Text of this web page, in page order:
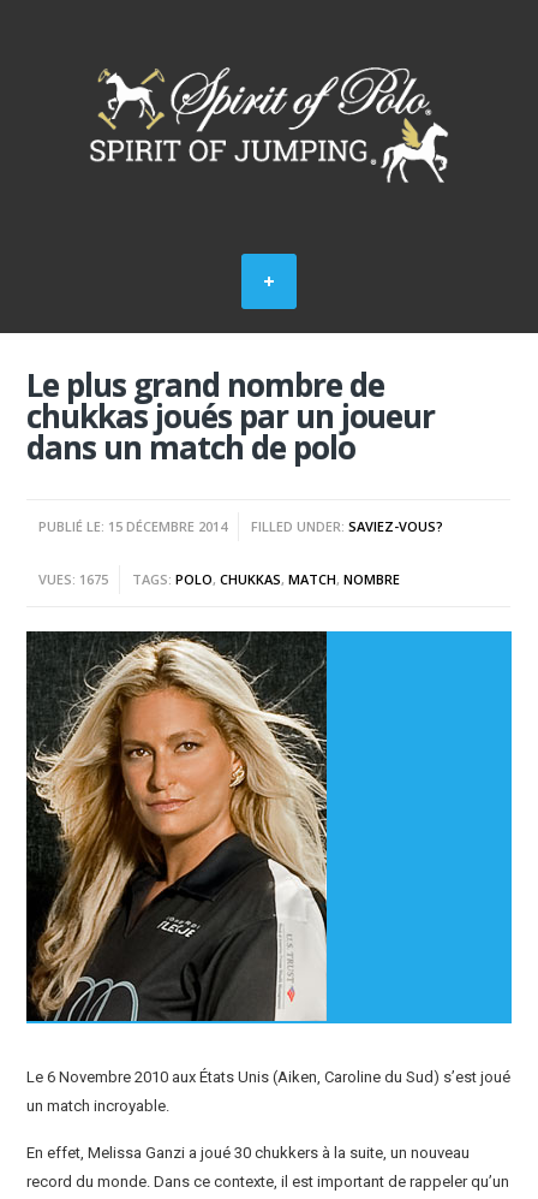
Le plus grand nombre de
chukkas joués par un joueur
dans un match de polo
PUBLIÉ LE: 15 DÉCEMBRE 2014 FILLED UNDER:SAVIEZ-VOUS?
VUES: 1675 TAGS:POLO,CHUKKAS,MATCH,NOMBRE
Le 6 Novembre 2010 aux États Unis (Aiken, Caroline du Sud) s’est joué
un match incroyable.
En effet, Melissa Ganzi a joué 30 chukkers à la suite, un nouveau
record du monde. Dans ce contexte, il est important de rappeler qu’un